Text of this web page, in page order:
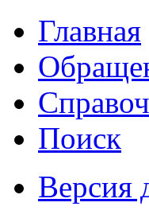
Главная
Поиск
Версия